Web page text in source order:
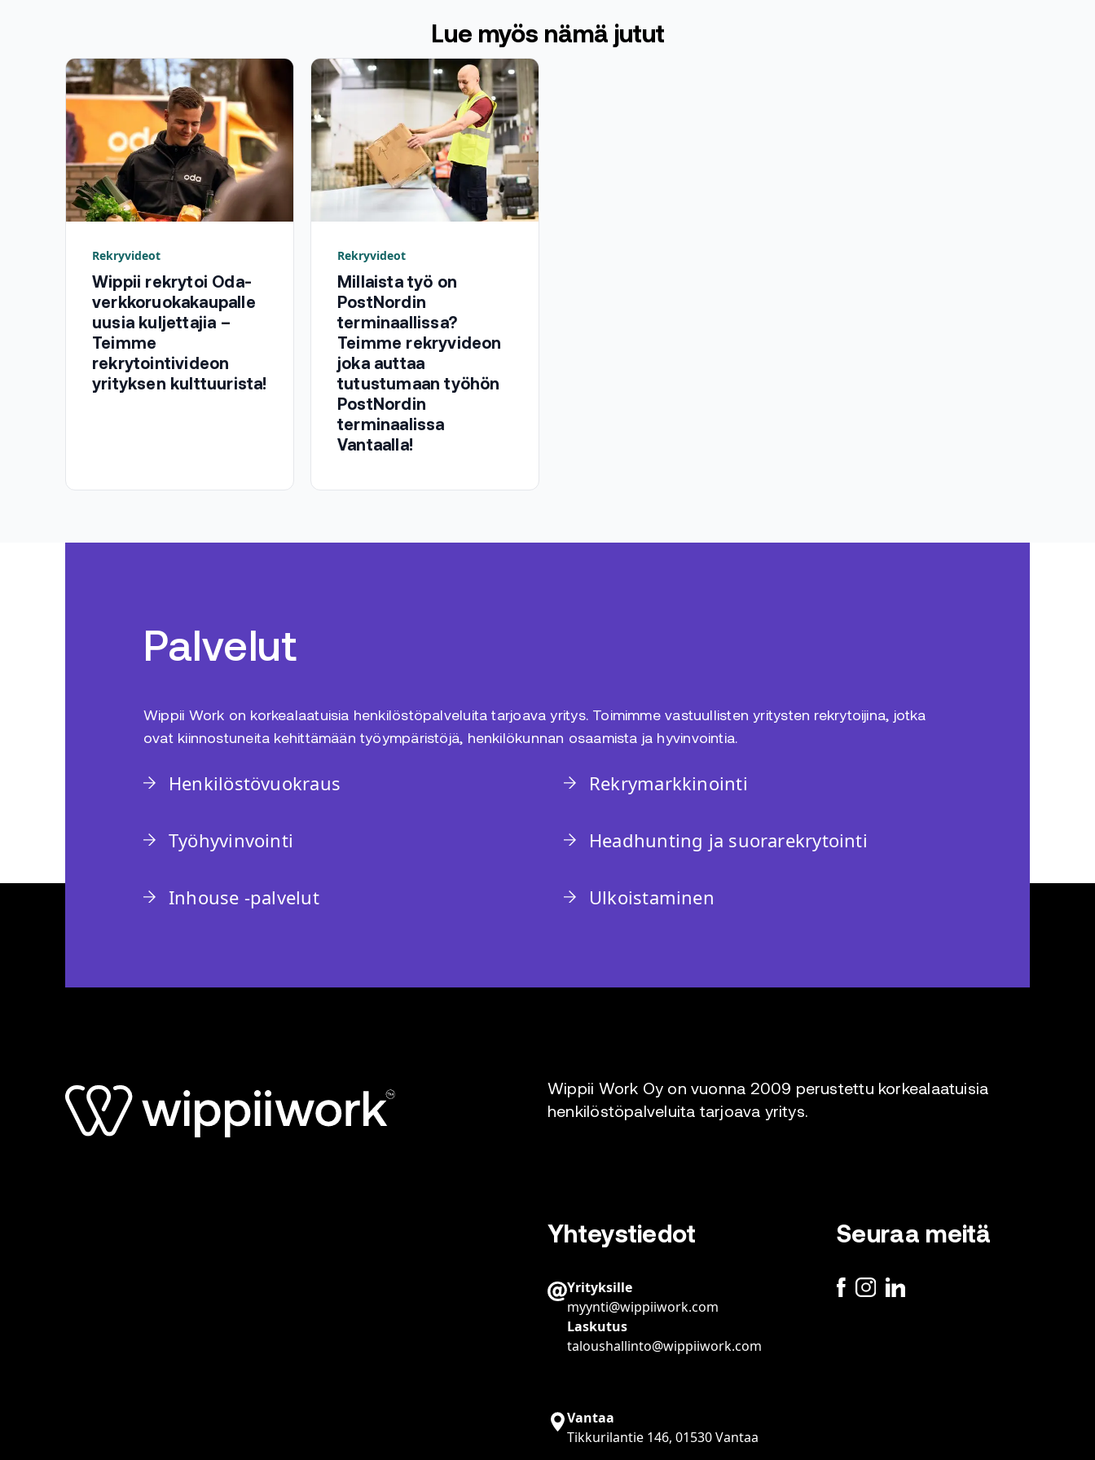
Lue myös nämä jutut
Rekryvideot
Wippii rekrytoi Oda-
verkkoruokakaupalle
uusia kuljettajia –
Teimme
rekrytointivideon
yrityksen kulttuurista!
Rekryvideot
Millaista työ on
PostNordin
terminaallissa?
Teimme rekryvideon
joka auttaa
tutustumaan työhön
PostNordin
terminaalissa
Vantaalla!
Palvelut
Wippii Work on korkealaatuisia henkilöstöpalveluita tarjoava yritys. Toimimme vastuullisten yritysten rekrytoijina, jotka
ovat kiinnostuneita kehittämään työympäristöjä, henkilökunnan osaamista ja hyvinvointia.
Henkilöstövuokraus Rekrymarkkinointi
Työhyvinvointi Headhunting ja suorarekrytointi
Inhouse -palvelut Ulkoistaminen
Wippii Work Oy on vuonna 2009 perustettu korkealaatuisia
henkilöstöpalveluita tarjoava yritys.
Yhteystiedot
Yrityksille
myynti@wippiiwork.com
Laskutus
taloushallinto@wippiiwork.com
Vantaa
Tikkurilantie 146, 01530 Vantaa
Seuraa meitä